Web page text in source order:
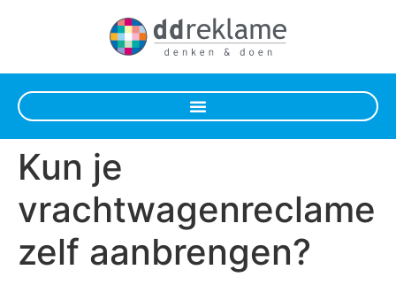
Kun je
vrachtwagenreclame
zelf aanbrengen?